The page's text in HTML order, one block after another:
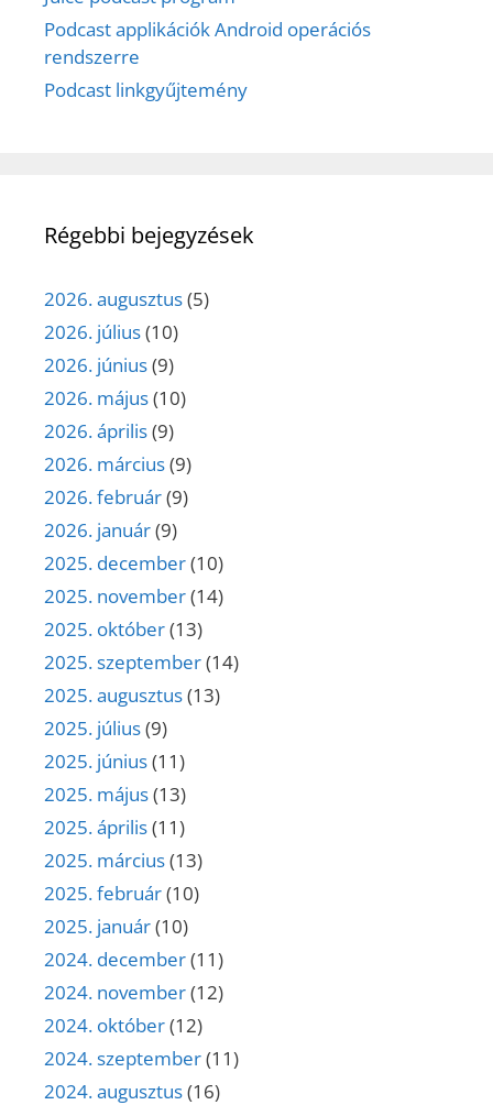
Podcast applikációk Android operációs
rendszerre
Podcast linkgyűjtemény
Régebbi bejegyzések
2026. augusztus(5)
2026. július(10)
2026. június(9)
2026. május(10)
2026. április(9)
2026. március(9)
2026. február(9)
2026. január(9)
2025. december(10)
2025. november(14)
2025. október(13)
2025. szeptember(14)
2025. augusztus(13)
2025. július(9)
2025. június(11)
2025. május(13)
2025. április(11)
2025. március(13)
2025. február(10)
2025. január(10)
2024. december(11)
2024. november(12)
2024. október(12)
2024. szeptember(11)
2024. augusztus(16)